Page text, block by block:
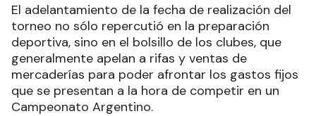
El adelantamiento de la fecha de realización del
torneo no sólo repercutió en la preparación
deportiva, sino en el bolsillo de los clubes, que
generalmente apelan a rifas y ventas de
mercaderías para poder afrontar los gastos fijos
que se presentan a la hora de competir en un
Campeonato Argentino.